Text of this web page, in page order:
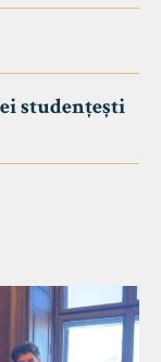
studențești